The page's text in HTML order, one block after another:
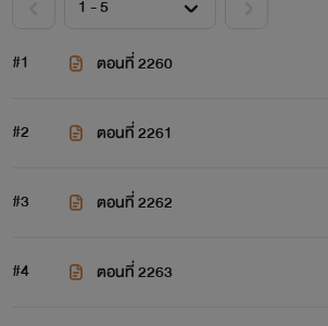
#1 ตอนที่ 2260
#2 ตอนที่ 2261
#3 ตอนที่ 2262
#4 ตอนที่ 2263